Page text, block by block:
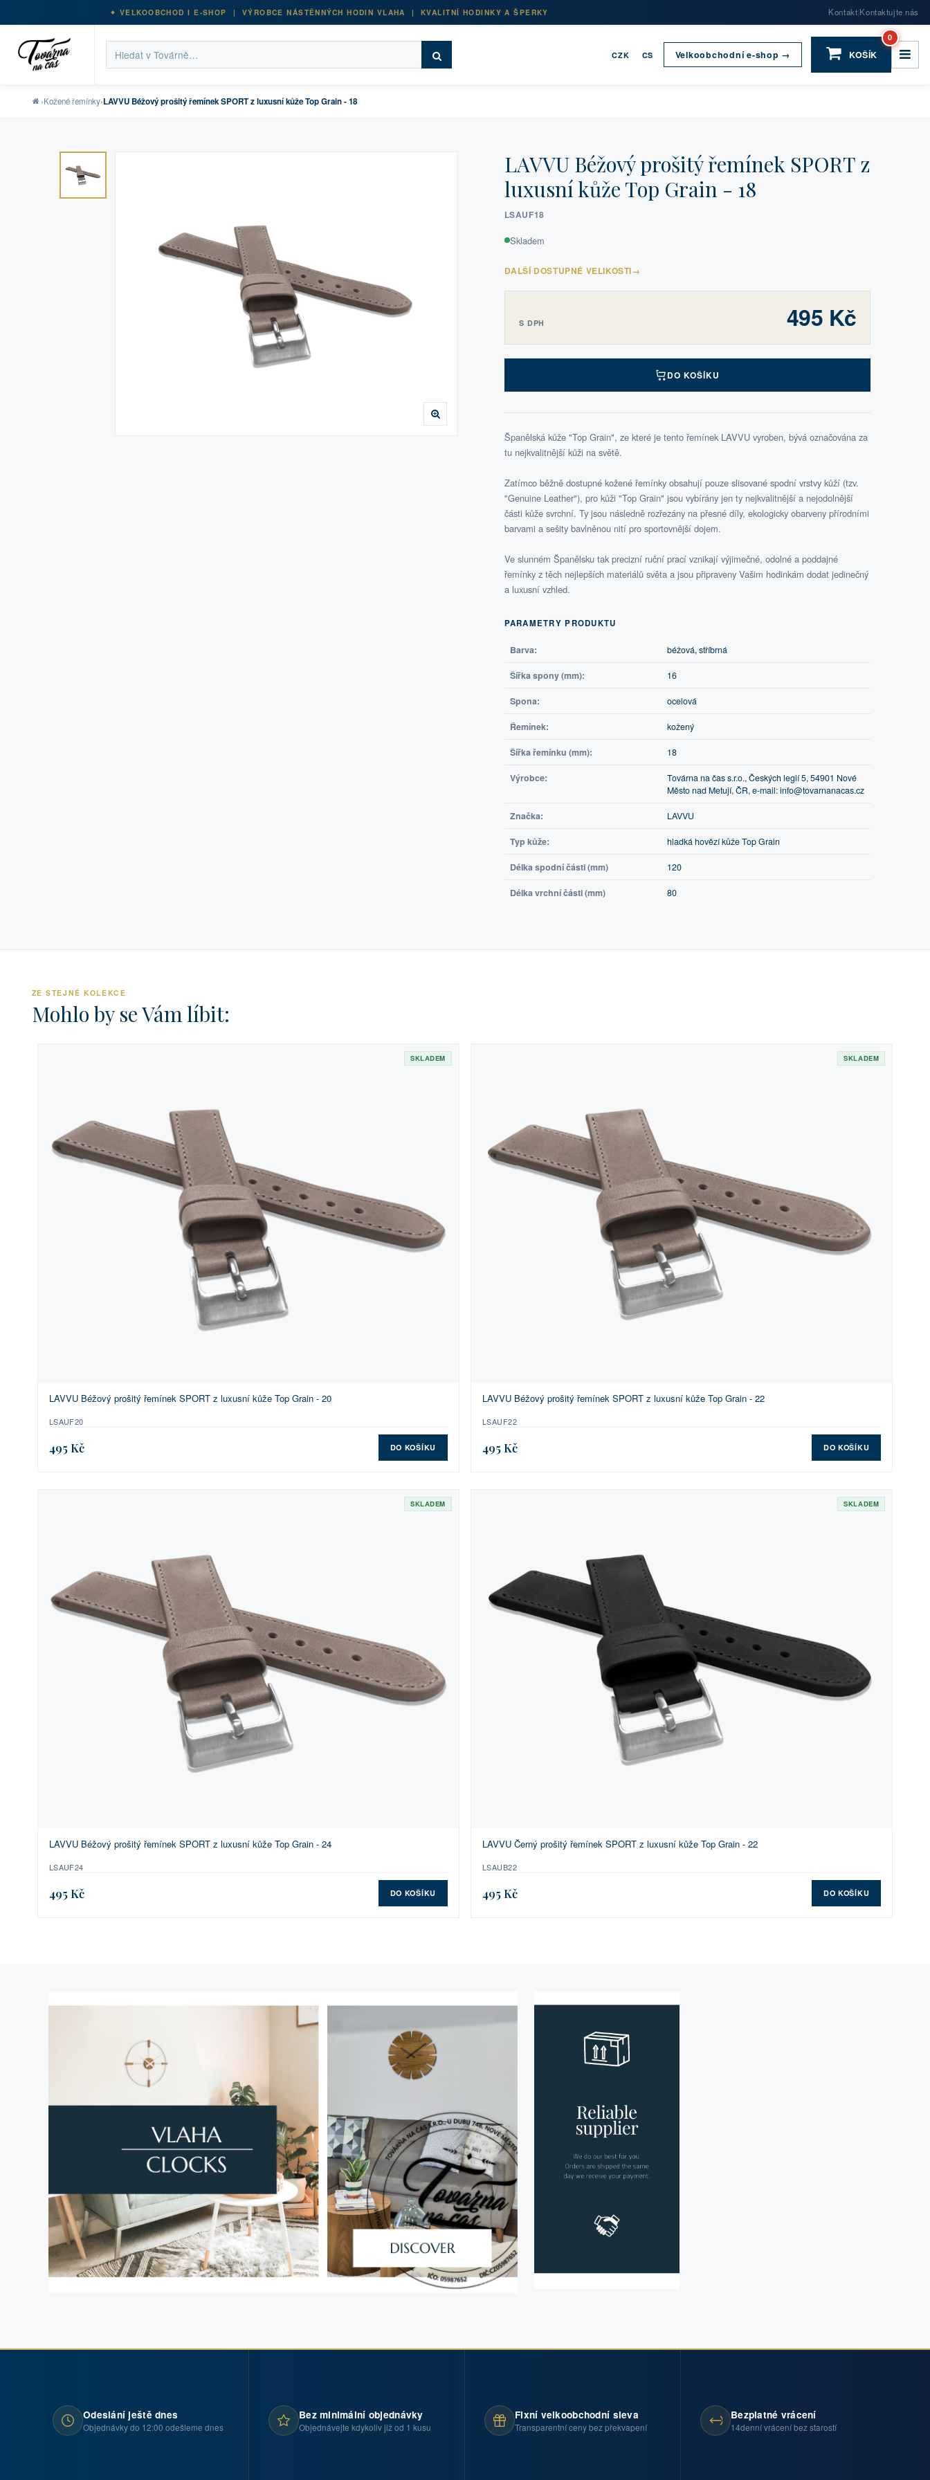
VELKOOBCHOD I E-SHOP | VÝROBCE NÁSTĚNNÝCH HODIN VLAHA | KVALITNÍ HODINKY A ŠPERKY Kontakt|Kontaktujte nás
CZK CS Velkoobchodní e-shop → KOŠÍK
0
›Kožené řemínky›LAVVU Béžový prošitý řemínek SPORT z luxusní kůže Top Grain - 18
LAVVU Béžový prošitý řemínek SPORT z
luxusní kůže Top Grain - 18
LSAUF18
Skladem
DALŠÍ DOSTUPNÉ VELIKOSTI→
S DPH 495 Kč
DO KOŠÍKU
Španělská kůže "Top Grain", ze které je tento řemínek LAVVU vyroben, bývá označována za
tu nejkvalitnější kůži na světě.
Zatímco běžně dostupné kožené řemínky obsahují pouze slisované spodní vrstvy kůží (tzv.
"Genuine Leather"), pro kůži "Top Grain" jsou vybírány jen ty nejkvalitnější a nejodolnější
části kůže svrchní. Ty jsou následně rozřezány na přesné díly, ekologicky obarveny přírodními
barvami a sešity bavlněnou nití pro sportovnější dojem.
Ve slunném Španělsku tak precizní ruční prací vznikají výjimečné, odolné a poddajné
řemínky z těch nejlepších materiálů světa a jsou připraveny Vašim hodinkám dodat jedinečný
a luxusní vzhled.
PARAMETRY PRODUKTU
Barva: béžová, stříbrná
Šířka spony (mm): 16
Spona: ocelová
Řemínek: kožený
Šířka řemínku (mm): 18
Výrobce:
Továrna na čas s.r.o., Českých legií 5, 54901 Nové
Město nad Metují, ČR, e-mail: info@tovarnanacas.cz
Značka: LAVVU
Typ kůže: hladká hovězí kůže Top Grain
Délka spodní části (mm) 120
Délka vrchní části (mm) 80
ZE STEJNÉ KOLEKCE
Mohlo by se Vám líbit:
SKLADEM
LAVVU Béžový prošitý řemínek SPORT z luxusní kůže Top Grain - 20
LSAUF20
495 Kč DO KOŠÍKU
SKLADEM
LAVVU Béžový prošitý řemínek SPORT z luxusní kůže Top Grain - 22
LSAUF22
495 Kč DO KOŠÍKU
SKLADEM
LAVVU Béžový prošitý řemínek SPORT z luxusní kůže Top Grain - 24
LSAUF24
495 Kč DO KOŠÍKU
SKLADEM
LAVVU Černý prošitý řemínek SPORT z luxusní kůže Top Grain - 22
LSAUB22
495 Kč DO KOŠÍKU
Odeslání ještě dnes
Objednávky do 12:00 odešleme dnes
Bez minimální objednávky
Objednávejte kdykoliv již od 1 kusu
Fixní velkoobchodní sleva
Transparentní ceny bez překvapení
Bezplatné vrácení
14denní vrácení bez starostí